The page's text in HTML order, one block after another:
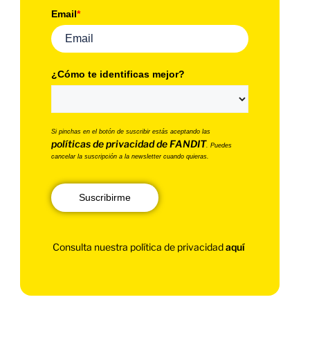
Email*
¿Cómo te identificas mejor?
Si pinchas en el botón de suscribir estás aceptando las
políticas de privacidad de FANDIT. Puedes
cancelar la suscripción a la newsletter cuando quieras.
Suscribirme
Consulta nuestra política de privacidadaquí